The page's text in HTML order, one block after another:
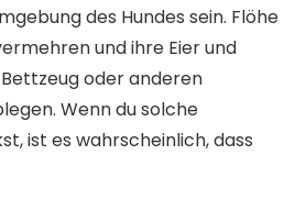
des Hundes sein. Flöhe
und ihre Eier und
oder anderen
Wenn du solche
ist es wahrscheinlich, dass